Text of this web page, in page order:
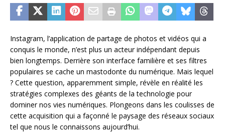
Instagram, l’application de partage de photos et vidéos qui a
conquis le monde, n’est plus un acteur indépendant depuis
bien longtemps. Derrière son interface familière et ses filtres
populaires se cache un mastodonte du numérique. Mais lequel
? Cette question, apparemment simple, révèle en réalité les
stratégies complexes des géants de la technologie pour
dominer nos vies numériques. Plongeons dans les coulisses de
cette acquisition qui a façonné le paysage des réseaux sociaux
tel que nous le connaissons aujourd’hui.